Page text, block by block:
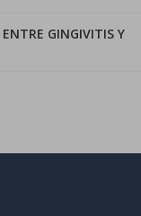
GINGIVITIS Y